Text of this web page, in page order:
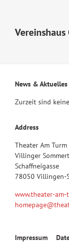
Vereinshaus
News & Aktuelles
Zurzeit sind
Address
Theater Am Turm
Villinger
Schaffneigasse
78050 Villingen-
www.theater-am-
Navigation
Impressum